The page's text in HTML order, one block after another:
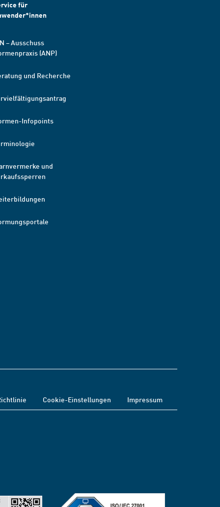
für
– Ausschuss
(ANP)
und Recherche
Infopoints
und
Cookie-Einstellungen Impressum